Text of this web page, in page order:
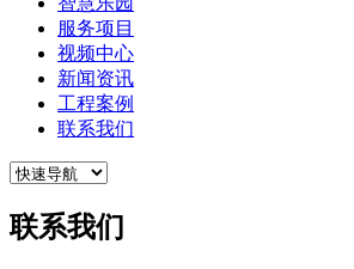
服务项目
视频中心
新闻资讯
工程案例
联系我们
联系我们